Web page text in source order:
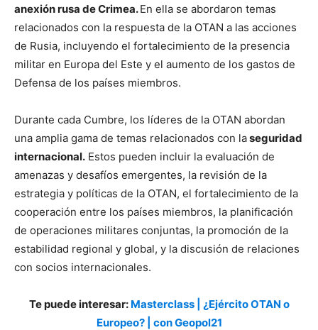
anexión rusa de Crimea.En ella se abordaron temas
relacionados con la respuesta de la OTAN a las acciones
de Rusia, incluyendo el fortalecimiento de la presencia
militar en Europa del Este y el aumento de los gastos de
Defensa de los países miembros.
Durante cada Cumbre, los líderes de la OTAN abordan
una amplia gama de temas relacionados con laseguridad
internacional. Estos pueden incluir la evaluación de
amenazas y desafíos emergentes, la revisión de la
estrategia y políticas de la OTAN, el fortalecimiento de la
cooperación entre los países miembros, la planificación
de operaciones militares conjuntas, la promoción de la
estabilidad regional y global, y la discusión de relaciones
con socios internacionales.
Te puede interesar: Masterclass | ¿Ejército OTAN o
Europeo? | con Geopol21